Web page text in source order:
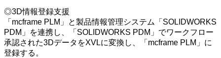
◎3D情報登録支援
「mcframe PLM」と製品情報管理システム「SOLIDWORKS
PDM」を連携し、「SOLIDWORKS PDM」でワークフロー
承認された3DデータをXVLに変換し、「mcframe PLM」に
登録する。